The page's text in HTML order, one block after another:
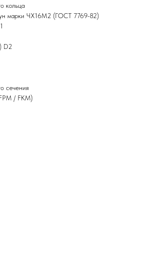
кольца
марки ЧХ16М2 (ГОСТ 7769-82)
D2
сечения
/ FKM)